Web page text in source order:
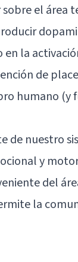
el área
la
de
humano (y
de nuestro
y
del
la